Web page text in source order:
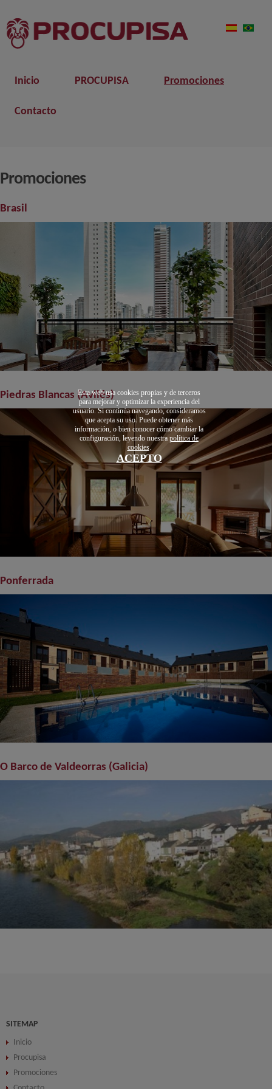
Inicio PROCUPISA Promociones
Contacto
Promociones
Brasil
Piedras Blancas (Avilés)
Ponferrada
O Barco de Valdeorras (Galicia)
SITEMAP
Inicio
Procupisa
Promociones
Esta web usa cookies propias y de terceros
para mejorar y optimizar la experiencia del
usuario. Si continúa navegando, consideramos
que acepta su uso. Puede obtener más
información, o bien conocer cómo cambiar la
configuración, leyendo nuestra política de
cookies.
ACEPTO